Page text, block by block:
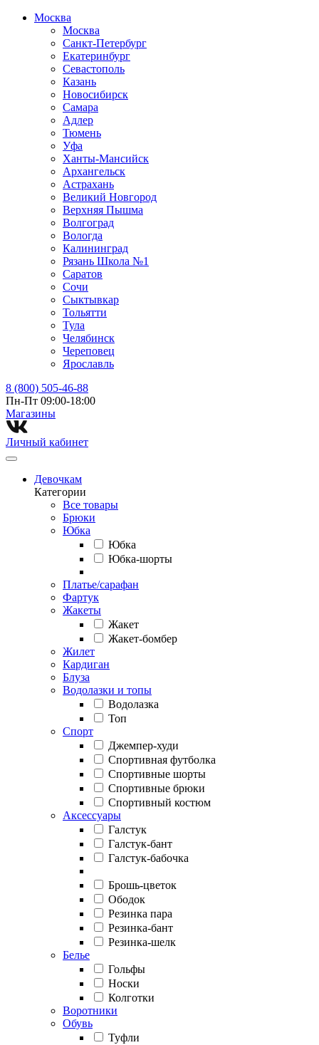
Москва
Москва
Санкт-Петербург
Екатеринбург
Севастополь
Казань
Новосибирск
Самара
Адлер
Тюмень
Уфа
Ханты-Мансийск
Архангельск
Астрахань
Великий Новгород
Верхняя Пышма
Волгоград
Вологда
Калининград
Рязань Школа №1
Саратов
Сочи
Сыктывкар
Тольятти
Тула
Челябинск
Череповец
Ярославль
8 (800) 505-46-88
Пн-Пт 09:00-18:00
Магазины⁠
Личный кабинет
Девочкам
Категории
Все товары
Брюки
Юбка
Юбка
Юбка-шорты
Платье/сарафан
Фартук
Жакеты
Жакет
Жакет-бомбер
Жилет
Кардиган
Блуза
Водолазки и топы
Водолазка
Топ
Спорт
Джемпер-худи
Спортивная футболка
Спортивные шорты
Спортивные брюки
Спортивный костюм
Аксессуары
Галстук
Галстук-бант
Галстук-бабочка
Брошь-цветок
Ободок
Резинка пара
Резинка-бант
Резинка-шелк
Белье
Гольфы
Носки
Колготки
Воротники
Обувь
Туфли